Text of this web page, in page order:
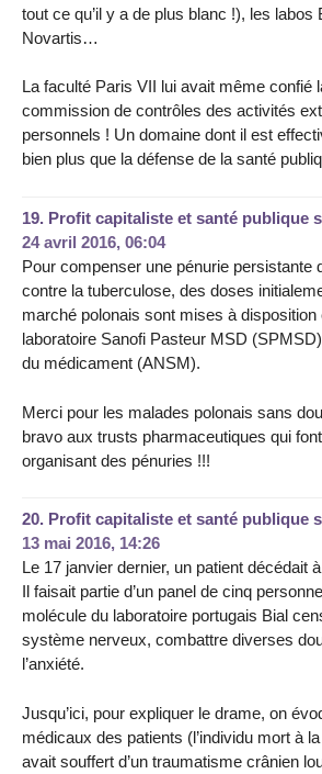
tout ce qu’il y a de plus blanc !), les labos
Novartis…
La faculté Paris VII lui avait même confié
commission de contrôles des activités
personnels ! Un domaine dont il est
bien plus que la défense de la santé
19. Profit capitaliste et santé publique
24 avril 2016, 06:04
Pour compenser une pénurie persistante
contre la tuberculose, des doses
marché polonais sont mises à disposition
laboratoire Sanofi Pasteur MSD
du médicament (ANSM).
Merci pour les malades polonais sans
bravo aux trusts pharmaceutiques qui
organisant des pénuries !!!
20. Profit capitaliste et santé publique
13 mai 2016, 14:26
Le 17 janvier dernier, un patient décédait
Il faisait partie d’un panel de cinq
molécule du laboratoire portugais Bial
système nerveux, combattre diverses
l’anxiété.
Jusqu’ici, pour expliquer le drame, on
médicaux des patients (l’individu mort à
avait souffert d’un traumatisme crânien